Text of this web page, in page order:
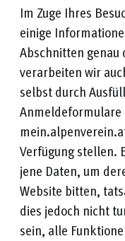
Im Zuge Ihres
einige
Abschnitten
verarbeiten wir
selbst durch
Anmeldeformulare
Verfügung stellen.
jene Daten, um
Website bitten,
dies jedoch nicht
sein, alle